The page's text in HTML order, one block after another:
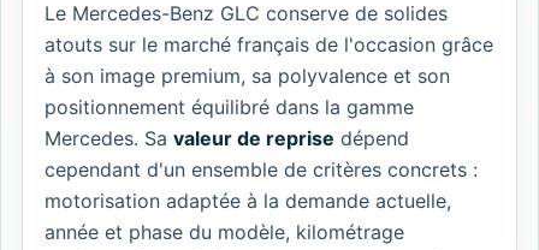
Le Mercedes-Benz GLC conserve de solides
atouts sur le marché français de l'occasion grâce
à son image premium, sa polyvalence et son
positionnement équilibré dans la gamme
Mercedes. Sa valeur de reprise dépend
cependant d'un ensemble de critères concrets :
motorisation adaptée à la demande actuelle,
année et phase du modèle, kilométrage